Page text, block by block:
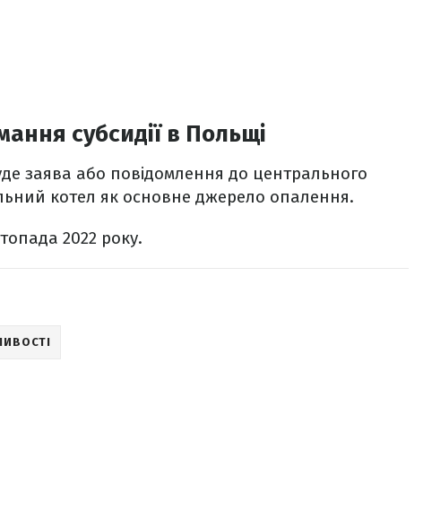
субсидії в Польщі
заява або повідомлення до центрального
котел як основне джерело опалення.
2022 року.